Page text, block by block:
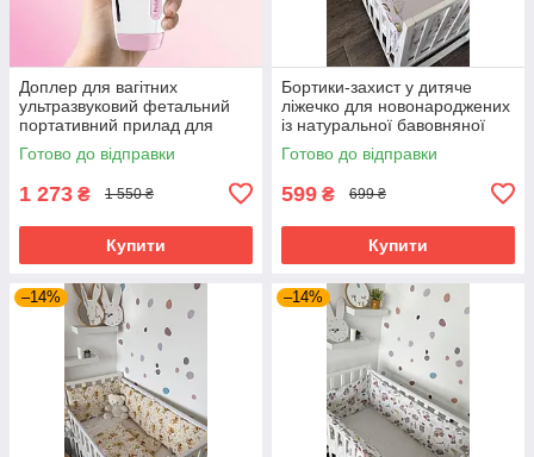
Доплер для вагітних
ультразвуковий фетальний
портативний прилад для
прослуховування
сердцебиття плода монітор
Готово до відправки
1 273 ₴ 1 550 ₴
Купити
Бортики-захист у дитяче
ліжечко для новонароджених
із натуральної бавовняної
тканини з м’яким
наповнювачем із 4 частин
Готово до відправки
599 ₴ 699 ₴
Купити
–14% –14%